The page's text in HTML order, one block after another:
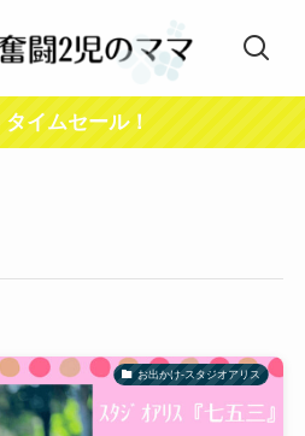
イムセール！
お出かけ-スタジオアリス